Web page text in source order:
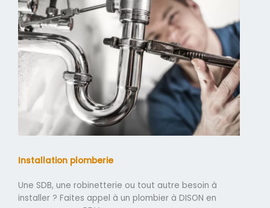
Installation plomberie
Une SDB, une robinetterie ou tout autre besoin à
installer ? Faites appel à un plombier à DISON en